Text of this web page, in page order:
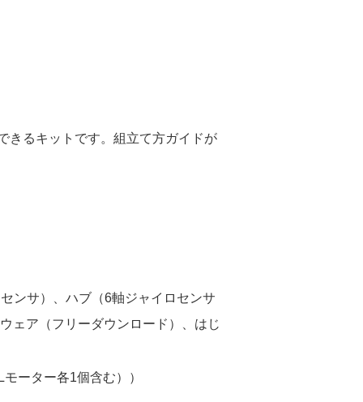
きるキットです。組立て方ガイドが
ンサ）、ハブ（6軸ジャイロセンサ
ェア（フリーダウンロード）、はじ
ーター各1個含む））